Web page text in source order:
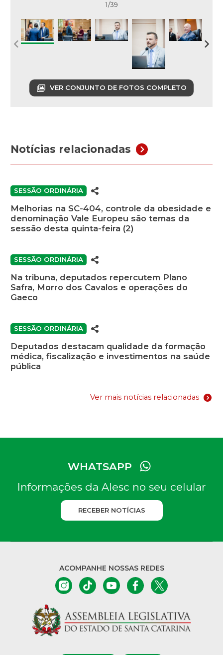
1/39
VER CONJUNTO DE FOTOS COMPLETO
Notícias relacionadas
SESSÃO ORDINÁRIA
Melhorias na SC-404, controle da obesidade e
denominação Vale Europeu são temas da
sessão desta quinta-feira (2)
SESSÃO ORDINÁRIA
Na tribuna, deputados repercutem Plano
Safra, Morro dos Cavalos e operações do
Gaeco
SESSÃO ORDINÁRIA
Deputados destacam qualidade da formação
médica, fiscalização e investimentos na saúde
pública
Ver mais notícias relacionadas
WHATSAPP
Informações da Alesc no seu celular
RECEBER NOTÍCIAS
ACOMPANHE NOSSAS REDES